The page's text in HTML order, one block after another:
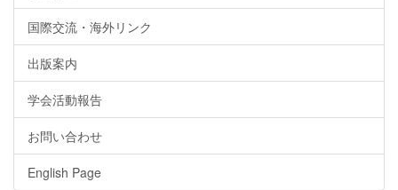
国際交流・海外リンク
出版案内
学会活動報告
お問い合わせ
English Page